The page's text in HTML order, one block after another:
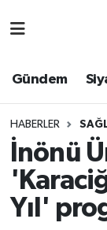
Gündem
HABERLER
İnönü
Yıl'